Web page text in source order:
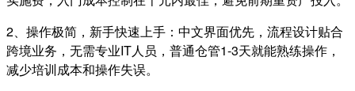
2、操作极简，新手快速上手：中文界面优先，流程设计贴合
跨境业务，无需专业IT人员，普通仓管1-3天就能熟练操作，
减少培训成本和操作失误。